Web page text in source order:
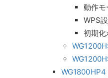
動作モ
WPS
初期化
WG1800HP4